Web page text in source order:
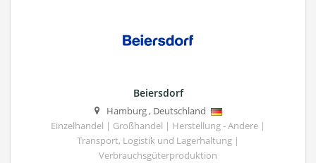
Beiersdorf
Hamburg, Deutschland
Einzelhandel | Großhandel | Herstellung - Andere |
Transport, Logistik und Lagerhaltung |
Verbrauchsgüterproduktion